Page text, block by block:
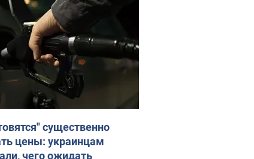
существенно
цены: украинцам
чего ожидать